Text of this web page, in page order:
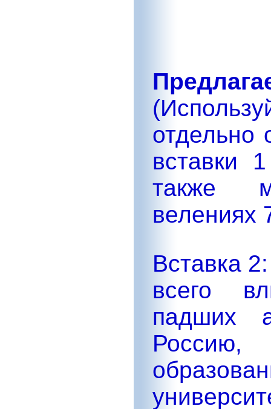
отдельно
вставки
также
велениях
Вставка 2:
всего
падших
Россию,